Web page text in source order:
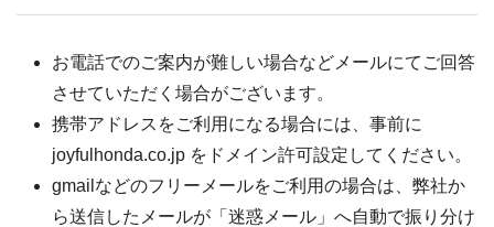
お電話でのご案内が難しい場合などメールにてご回答
させていただく場合がございます。
携帯アドレスをご利用になる場合には、事前に
joyfulhonda.co.jp をドメイン許可設定してください。
gmailなどのフリーメールをご利用の場合は、弊社か
ら送信したメールが「迷惑メール」へ自動で振り分け